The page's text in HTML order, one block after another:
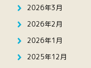
2026年3月
2026年2月
2026年1月
2025年12月